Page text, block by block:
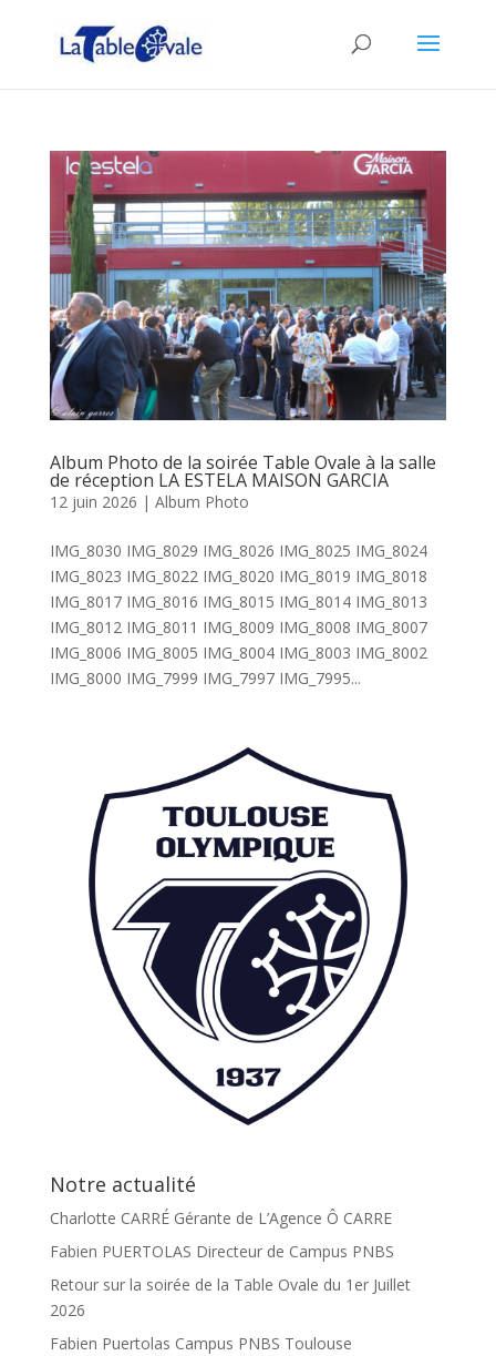
Album Photo de la soirée Table Ovale à la salle
de réception LA ESTELA MAISON GARCIA
12 juin 2026 | Album Photo
IMG_8030 IMG_8029 IMG_8026 IMG_8025 IMG_8024
IMG_8023 IMG_8022 IMG_8020 IMG_8019 IMG_8018
IMG_8017 IMG_8016 IMG_8015 IMG_8014 IMG_8013
IMG_8012 IMG_8011 IMG_8009 IMG_8008 IMG_8007
IMG_8006 IMG_8005 IMG_8004 IMG_8003 IMG_8002
IMG_8000 IMG_7999 IMG_7997 IMG_7995...
Notre actualité
Charlotte CARRÉ Gérante de L’Agence Ô CARRE
Fabien PUERTOLAS Directeur de Campus PNBS
Retour sur la soirée de la Table Ovale du 1er Juillet
2026
Fabien Puertolas Campus PNBS Toulouse